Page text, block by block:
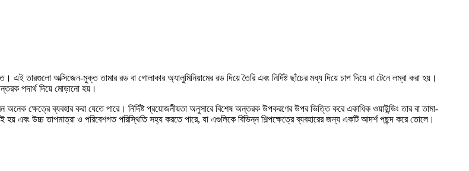
অক্সিজেন-মুক্ত তামার রড বা গোলাকার অ্যালুমিনিয়ামের রড দিয়ে তৈরি এবং নির্দিষ্ট ছাঁচের মধ্য দিয়ে চাপ দিয়ে বা টেনে লম্বা করা হয়।
পদার্থ দিয়ে মোড়ানো হয়।
ক্ষেত্রে ব্যবহার করা যেতে পারে। নির্দিষ্ট প্রয়োজনীয়তা অনুসারে বিশেষ অন্তরক উপকরণের উপর ভিত্তি করে একাধিক ওয়াইন্ডিং তার বা তামা-
এবং উচ্চ তাপমাত্রা ও পরিবেশগত পরিস্থিতি সহ্য করতে পারে, যা এগুলিকে বিভিন্ন শিল্পক্ষেত্রে ব্যবহারের জন্য একটি আদর্শ পছন্দ করে তোলে।